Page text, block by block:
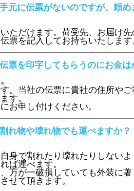
手元に伝票がないのですが、頼
ただけます。荷受先、お届け
票を記入してお持ちいたします
伝票を印字してもらうのにお金
。当社の伝票に貴社の住所や
す。
お申し付けください。
割れ物や壊れ物でも運べますか？
身で割れたり壊れたりしない
ば運べます。
万が一破損していても外装に
せて頂きます。